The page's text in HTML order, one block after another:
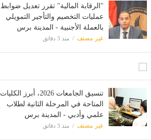
"الرقابة المالية" تقرر تعديل ضوابط
عمليات التخصيم والتأجير التمويلي
بالعملة الأجنبية - المدينة برس
غير مصنف منذ 3 دقائق
تنسيق الجامعات 2026، أبرز الكليات
المتاحة في المرحلة الثانية لطلاب
علمي وأدبي - المدينة برس
غير مصنف منذ 3 دقائق